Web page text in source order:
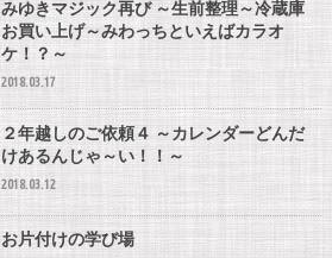
みゆきマジック再び ～生前整理～冷蔵庫
お買い上げ～みわっちといえばカラオ
ケ！？～
2018.03.17
２年越しのご依頼４ ～カレンダーどんだ
けあるんじゃ～い！！～
2018.03.12
お片付けの学び場